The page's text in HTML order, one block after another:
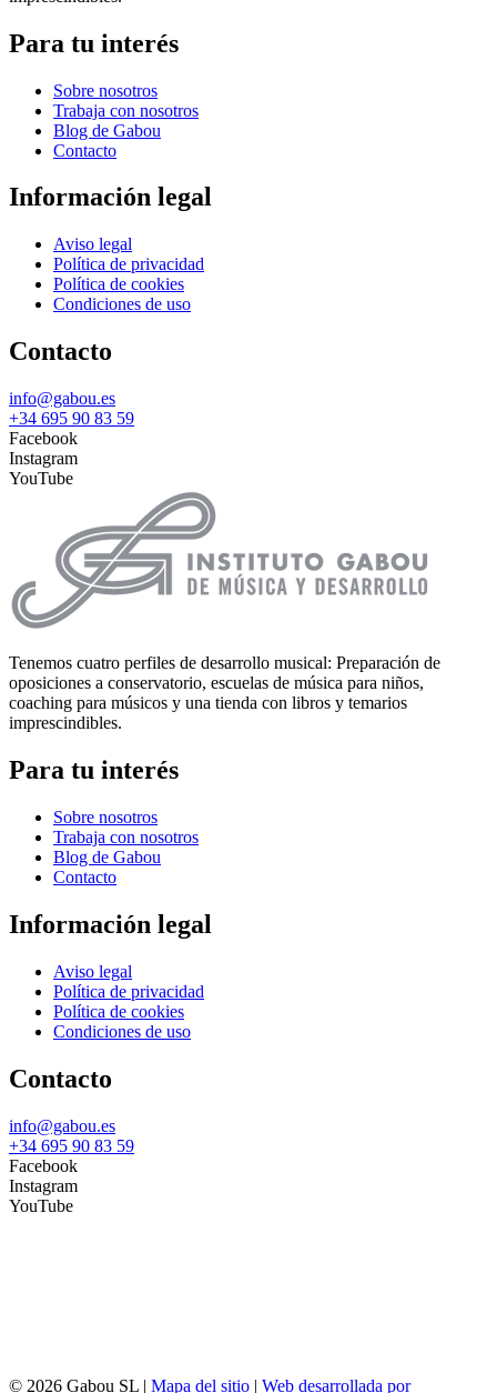
Para tu interés
Sobre nosotros
Trabaja con nosotros
Blog de Gabou
Contacto
Información legal
Aviso legal
Política de privacidad
Política de cookies
Condiciones de uso
Contacto
info@gabou.es
+34 695 90 83 59
Facebook
Instagram
YouTube
Tenemos cuatro perfiles de desarrollo musical: Preparación de
oposiciones a conservatorio, escuelas de música para niños,
coaching para músicos y una tienda con libros y temarios
imprescindibles.
Para tu interés
Sobre nosotros
Trabaja con nosotros
Blog de Gabou
Contacto
Información legal
Aviso legal
Política de privacidad
Política de cookies
Condiciones de uso
Contacto
info@gabou.es
+34 695 90 83 59
Facebook
Instagram
YouTube
© 2026 Gabou SL | Mapa del sitio | Web desarrollada por